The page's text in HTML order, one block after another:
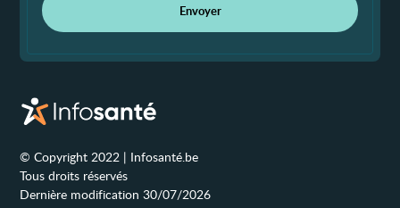
Envoyer
© Copyright 2022 | Infosanté.be
Tous droits réservés
Dernière modification 30/07/2026